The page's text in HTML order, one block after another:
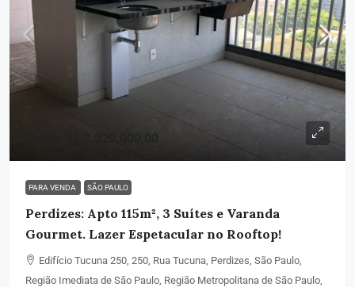
Venda R$ 2.320.000,00
PARA VENDA SÃO PAULO
Perdizes: Apto 115m², 3 Suítes e Varanda
Gourmet. Lazer Espetacular no Rooftop!
Edifício Tucuna 250, 250, Rua Tucuna, Perdizes, São Paulo,
Região Imediata de São Paulo, Região Metropolitana de São Paulo,